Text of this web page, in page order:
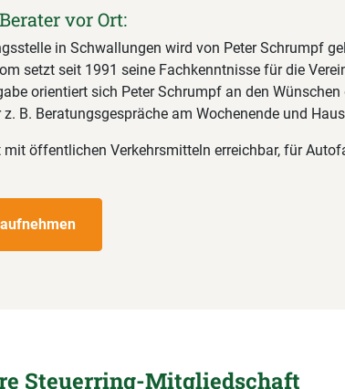
vor Ort:
in Schwallungen wird von Peter Schrumpf
setzt seit 1991 seine Fachkenntnisse für die
orientiert sich Peter Schrumpf an den Wünschen
B. Beratungsgespräche am Wochenende und
mit öffentlichen Verkehrsmitteln erreichbar, für
Steuerring-Mitgliedschaft